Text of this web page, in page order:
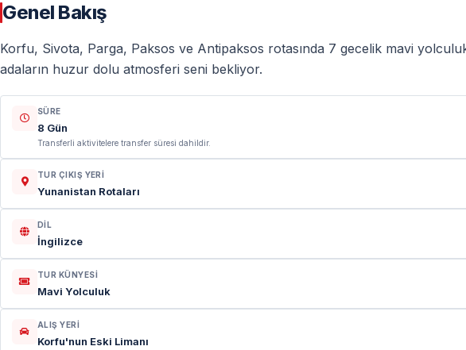
Genel Bakış
Korfu, Sivota, Parga, Paksos ve Antipaksos rotasında 7 gecelik mavi
adaların huzur dolu atmosferi seni bekliyor.
SÜRE
8 Gün
Transferli aktivitelere transfer süresi dahildir.
TUR ÇIKIŞ YERI
Yunanistan Rotaları
DIL
İngilizce
TUR KÜNYESI
Mavi Yolculuk
ALIŞ YERI
Korfu'nun Eski Limanı